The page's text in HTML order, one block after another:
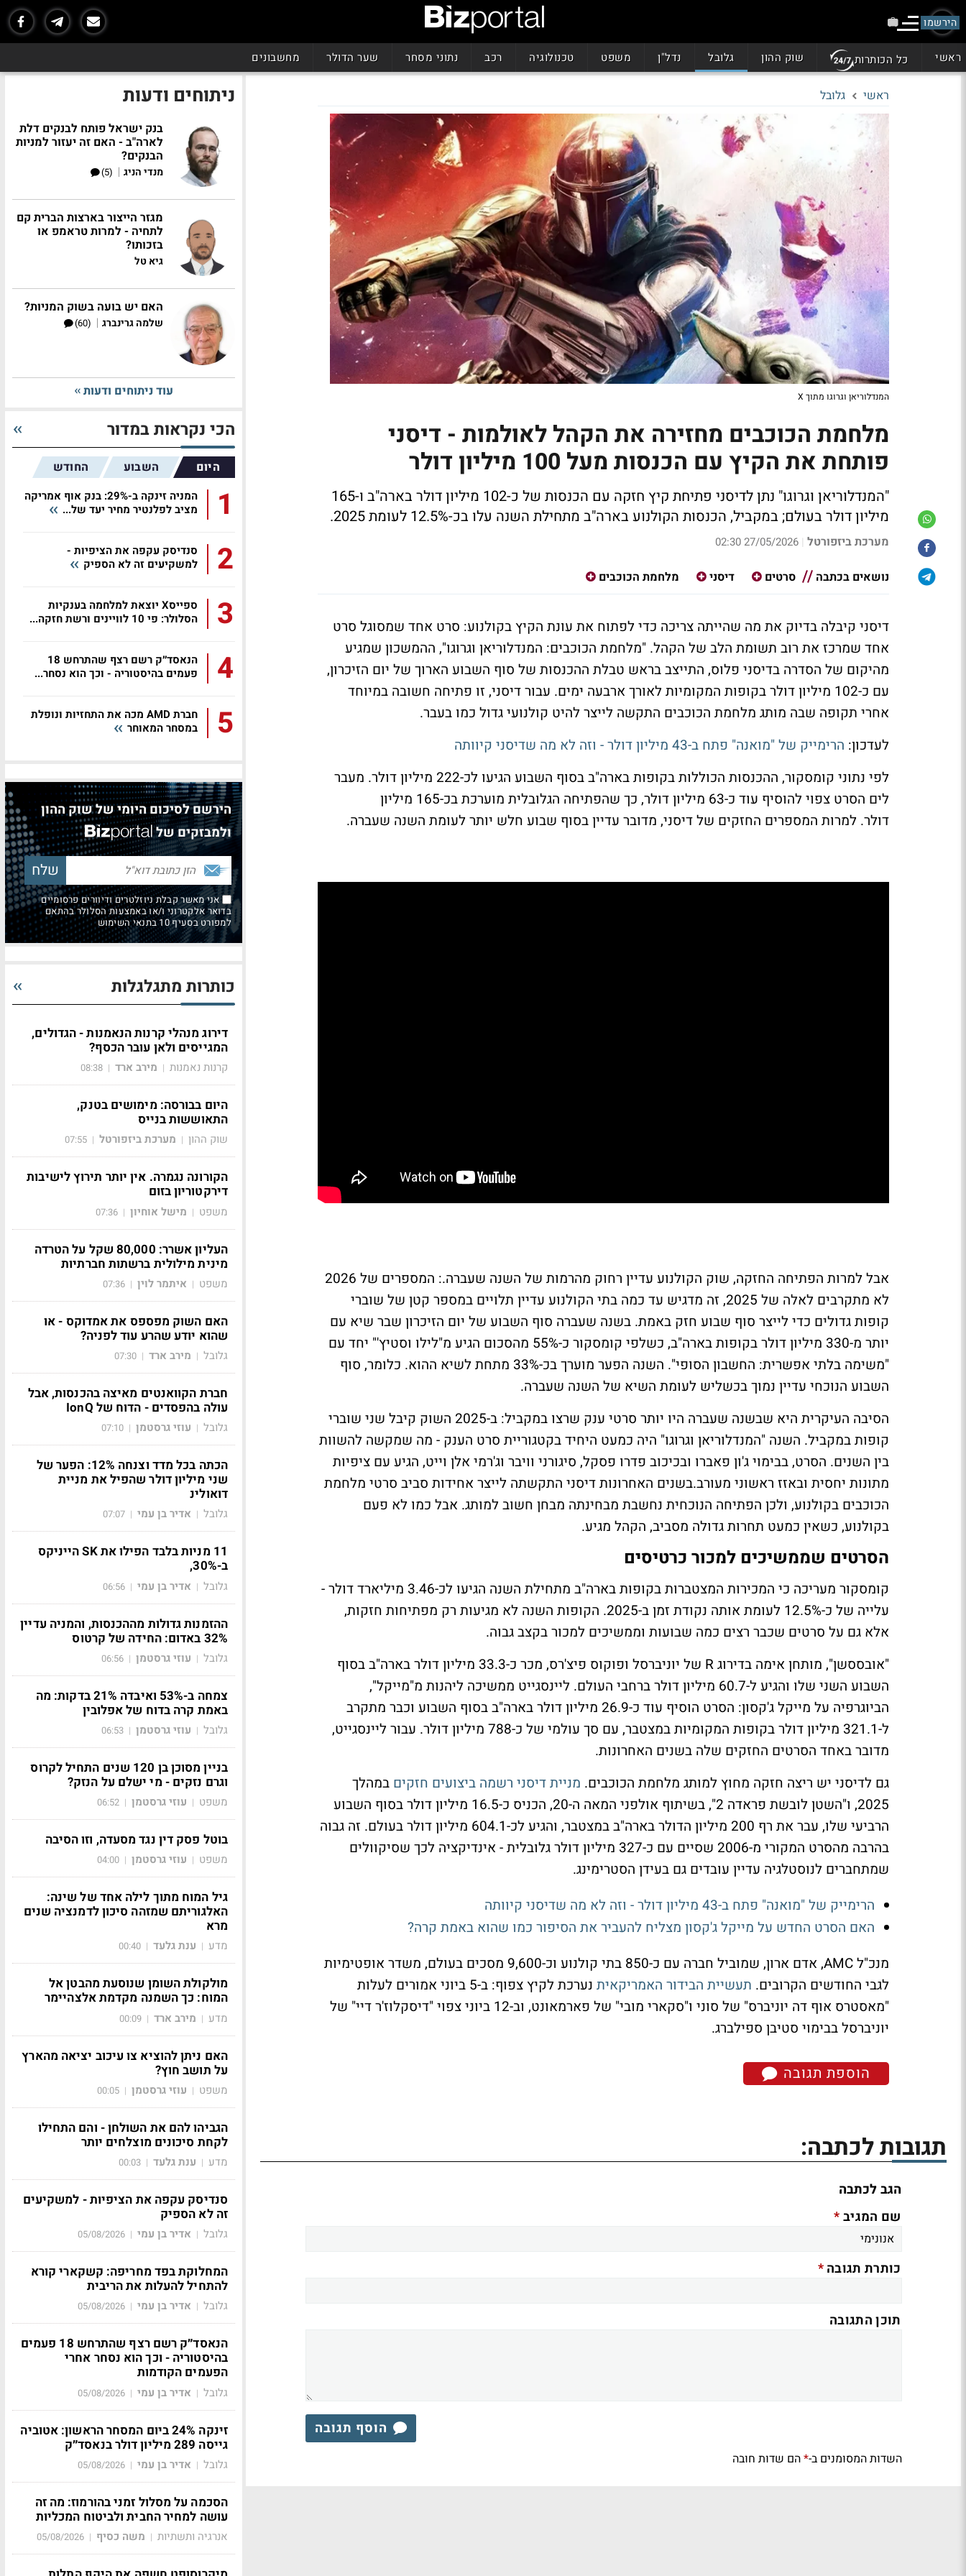
הירשמו
ראשי כל הכותרות שוק ההון גלובל נדל"ן משפט טכנולוגיה רכב נתוני מסחר שער הדולר מחשבונים
ראשי גלובל
המנדלוריאן וגרוגו מתוך X
מלחמת הכוכבים מחזירה את הקהל לאולמות - דיסני
פותחת את הקיץ עם הכנסות מעל 100 מיליון דולר
"המנדלוריאן וגרוגו" נתן לדיסני פתיחת קיץ חזקה עם הכנסות של כ-102 מיליון דולר בארה"ב ו-165
מיליון דולר בעולם; במקביל, הכנסות הקולנוע בארה"ב מתחילת השנה עלו בכ-12.5% לעומת 2025.
מערכת ביזפורטל |
27/05/2026 02:30
נושאים בכתבה סרטים דיסני מלחמת הכוכבים
דיסני קיבלה בדיוק את מה שהייתה צריכה כדי לפתוח את עונת הקיץ בקולנוע: סרט אחד שמסוגל סרט
אחד שמרכז את רוב תשומת הלב של הקהל. "מלחמת הכוכבים: המנדלוריאן וגרוגו", ההמשכון שמגיע
מהיקום של הסדרה בדיסני פלוס, התייצב בראש טבלת ההכנסות של סוף השבוע הארוך של יום הזיכרון,
עם כ-102 מיליון דולר בקופות המקומיות לאורך ארבעה ימים. עבור דיסני, זו פתיחה חשובה במיוחד
אחרי תקופה שבה מותג מלחמת הכוכבים התקשה לייצר להיט קולנועי גדול כמו בעבר.
לעדכון: הרימייק של "מואנה" פתח ב-43 מיליון דולר - וזה לא מה שדיסני קיוותה
לפי נתוני קומסקור, ההכנסות הכוללות בקופות בארה"ב בסוף השבוע הגיעו לכ-222 מיליון דולר. מעבר
לים הסרט צפוי להוסיף עוד כ-63 מיליון דולר, כך שהפתיחה הגלובלית מוערכת בכ-165 מיליון
דולר. למרות המספרים החזקים של דיסני, מדובר עדיין בסוף שבוע חלש יותר לעומת השנה שעברה.
אבל למרות הפתיחה החזקה, שוק הקולנוע עדיין רחוק מהרמות של השנה שעברה.: המספרים של 2026
לא מתקרבים לאלה של 2025, זה מדגיש עד כמה בתי הקולנוע עדיין תלויים במספר קטן של שוברי
קופות גדולים כדי לייצר סוף שבוע חזק באמת. בשנה שעברה סוף השבוע של יום הזיכרון שבר שיא עם
יותר מ-330 מיליון דולר בקופות בארה"ב, כשלפי קומסקור כ-55% מהסכום הגיע מ"לילו וסטיץ'" יחד עם
"משימה בלתי אפשרית: החשבון הסופי". השנה הפער מוערך בכ-33% מתחת לשיא ההוא. כלומר, סוף
השבוע הנוכחי עדיין נמוך בכשליש לעומת השיא של השנה שעברה.
הסיבה העיקרית היא שבשנה שעברה היו יותר סרטי ענק שרצו במקביל: ב-2025 השוק קיבל שני שוברי
קופות במקביל. השנה "המנדלוריאן וגרוגו" היה כמעט היחיד בקטגוריית סרט הענק - מה שמקשה להשוות
בין השנים. הסרט, בבימוי ג'ון פאברו ובכיכוב פדרו פסקל, סיגורני וויבר וג'רמי אלן וייט, הגיע עם ציפיות
מתונות יחסית ובאזז ראשוני מעורב.בשנים האחרונות דיסני התקשתה לייצר אחידות סביב סרטי מלחמת
הכוכבים בקולנוע, ולכן הפתיחה הנוכחית נחשבת מבחינתה מבחן חשוב למותג. אבל כמו לא פעם
בקולנוע, כשאין כמעט תחרות גדולה מסביב, הקהל מגיע.
הסרטים שממשיכים למכור כרטיסים
קומסקור מעריכה כי המכירות המצטברות בקופות בארה"ב מתחילת השנה הגיעו לכ-3.46 מיליארד דולר -
עלייה של כ-12.5% לעומת אותה נקודת זמן ב-2025. הקופות השנה לא מגיעות רק מפתיחות חזקות,
אלא גם על סרטים שכבר רצים כמה שבועות וממשיכים למכור בקצב גבוה.
"אובססשן", מותחן אימה בדירוג R של יוניברסל ופוקוס פיצ'רס, מכר כ-33.3 מיליון דולר בארה"ב בסוף
השבוע השני שלו והגיע ל-60.7 מיליון דולר ברחבי העולם. ליינסגייט ממשיכה ליהנות מ"מייקל",
הביוגרפיה על מייקל ג'קסון: הסרט הוסיף עוד כ-26.9 מיליון דולר בארה"ב בסוף השבוע וכבר מתקרב
ל-321.1 מיליון דולר בקופות המקומיות במצטבר, עם סך עולמי של כ-788 מיליון דולר. עבור ליינסגייט,
מדובר באחד הסרטים החזקים שלה בשנים האחרונות.
גם לדיסני יש ריצה חזקה מחוץ למותג מלחמת הכוכבים. מניית דיסני רשמה ביצועים חזקים במהלך
2025, ו"השטן לובשת פראדה 2", בשיתוף אולפני המאה ה-20, הכניס כ-16.5 מיליון דולר בסוף השבוע
הרביעי שלו, עבר את רף 200 מיליון הדולר בארה"ב במצטבר, והגיע לכ-604.1 מיליון דולר בעולם. זה גבוה
בהרבה מהסרט המקורי מ-2006 שסיים עם כ-327 מיליון דולר גלובלית - אינדיקציה לכך שסיקוולים
שמתחברים לנוסטלגיה עדיין עובדים גם בעידן הסטרימינג.
הרימייק של "מואנה" פתח ב-43 מיליון דולר - וזה לא מה שדיסני קיוותה
האם הסרט החדש על מייקל ג'קסון מצליח להעביר את הסיפור כמו שהוא באמת קרה?
מנכ"ל AMC, אדם ארון, שמוביל חברה עם כ-850 בתי קולנוע וכ-9,600 מסכים בעולם, משדר אופטימיות
לגבי החודשים הקרובים. תעשיית הבידור האמריקאית
נערכת לקיץ צפוף: ב-5 ביוני אמורים לעלות
"מאסטרס אוף דה יוניברס" של סוני ו"סקארי מובי" של פארמאונט, וב-12 ביוני צפוי "דיסקלוז'ר דיי" של
יוניברסל בבימוי סטיבן ספילברג.
הוספת תגובה
תגובות לכתבה:
הגב לכתבה
שם המגיב*
כותרת תגובה*
תוכן התגובה
הוסף תגובה
השדות המסומנים ב-*הם שדות חובה
ניתוחים ודעות
בנק ישראל פותח לבנקים דלת
לארה"ב - האם זה יעזור למניות
הבנקים?
מנדי הניג |
(5)
מגזר הייצור בארצות הברית קם
לתחיה - למרות טראמפ או
בזכותו?
גיא טל
האם יש בועה בשוק המניות?
שלמה גרינברג |
(60)
עוד ניתוחים ודעות
הכי נקראות במדור
היום השבוע החודש
1
המניה זינקה ב-29%: בנק אוף אמריקה
מציב לפלנטיר מחיר יעד של...
2
סנדיסק עקפה את הציפיות -
למשקיעים זה לא הספיק
3
ספייסX יוצאת למלחמה בענקיות
הסלולר: פי 10 לוויינים ורשת חזקה...
4
הנאסד״ק רשם רצף שהתרחש 18
פעמים בהיסטוריה - וכך הוא נסחר...
5
חברת AMD מכה את התחזיות ונופלת
במסחר המאוחר
הירשם לסיכום היומי של שוק ההון
ולמבזקים של
אני מאשר קבלת ניוזלטרים ודיוורים פרסומיים
בדואר אלקטרוני ו/או באמצעות הסלולר בהתאם
למפורט בסעיף 10 בתנאי השימוש
כותרות מתגלגלות
דירוג מנהלי קרנות הנאמנות - הגדולים,
המגייסים ולאן עובר הכסף?
קרנות נאמנות | מירב ארד |
08:38
היום בבורסה: מימושים בטנק,
התאוששות בנייס
שוק ההון | מערכת ביזפורטל |
07:55
הקורונה נגמרה. אין יותר תירוץ לישיבות
דירקטוריון בזום
משפט | מישל אוחיון |
07:36
העליון אשרר: 80,000 שקל על הטרדה
מינית מילולית ברשתות חברתיות
משפט | איתמר לוין |
07:36
האם השוק מפספס את אמדוקס - או
שהוא יודע שהרע עוד לפניה?
גלובל | מירב ארד |
07:30
חברת הקוואנטים מאיצה בהכנסות, אבל
עולה בהפסדים - הדוח של IonQ
גלובל | עוזי גרסטמן |
07:10
הכתה בכל מדד וצנחה 12%: הפער של
שני מיליון דולר שהפיל את מניית
דואולינ
גלובל | אדיר בן עמי |
07:07
11 מניות בלבד הפילו את SK הייניקס
ב-30%,
גלובל | אדיר בן עמי |
06:56
ההזמנות גדולות מההכנסות, והמניה עדיין
32% באדום: החידה של קרטוס
גלובל | עוזי גרסטמן |
06:56
צמחה ב-53% ואיבדה 21% בדקות: מה
באמת קרה בדוח של אפלובין
גלובל | עוזי גרסטמן |
06:53
בניין מסוכן בן 120 שנים התחיל לקרוס
וגרם נזקים - מי ישלם על הנזק?
משפט | עוזי גרסטמן |
06:52
בוטל פסק דין נגד מסעדה, וזו הסיבה
משפט | עוזי גרסטמן |
04:00
גיל המוח מתוך לילה אחד של שינה:
האלגוריתם שמזהה סיכון לדמנציה שנים
מרא
מדע | ענת גלעד |
00:40
מולקולת השומן שנוסעת מהבטן אל
המוח: כך השמנה מקדמת אלצהיימר
מדע | מירב ארד |
00:09
האם ניתן להוציא צו עיכוב יציאה מהארץ
על תושב חוץ?
משפט | עוזי גרסטמן |
00:05
הגביהו להם את השולחן - והם התחילו
לקחת סיכונים מוצלחים יותר
מדע | ענת גלעד |
00:03
סנדיסק עקפה את הציפיות - למשקיעים
זה לא הספיק
גלובל | אדיר בן עמי |
05/08/2026
המחלוקת בפד מחריפה: קשקארי קורא
להתחיל להעלות את הריבית
גלובל | אדיר בן עמי |
05/08/2026
הנאסד״ק רשם רצף שהתרחש 18 פעמים
בהיסטוריה - וכך הוא נסחר אחרי
הפעמים הקודמות
גלובל | אדיר בן עמי |
05/08/2026
זינקה 24% ביום המסחר הראשון: אטוביה
גייסה 289 מיליון דולר בנאסד״ק
גלובל | אדיר בן עמי |
05/08/2026
הסכמה על מסלול זמני בהורמוז: מה זה
עושה למחיר החבית ולביטוח המכליות
אנרגיה ותשתיות | משה כסיף |
05/08/2026